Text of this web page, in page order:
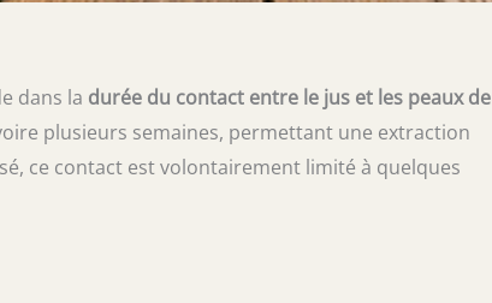
dans la durée du contact entre le jus et les peaux de
plusieurs semaines, permettant une extraction
ce contact est volontairement limité à quelques